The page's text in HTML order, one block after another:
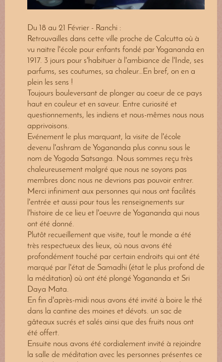
Du 18 au 21 Février - Ranchi :
Retrouvailles dans cette ville proche de Calcutta où à
vu naitre l'école pour enfants fondé par Yogananda en
1917. 3 jours pour s'habituer à l'ambiance de l'Inde, ses
parfums, ses coutumes, sa chaleur…En bref, on en a
plein les sens !
Toujours bouleversant de plonger au coeur de ce pays
haut en couleur et en saveur. Entre curiosité et
questionnements, les indiens et nous-mêmes nous nous
apprivoisons.
Evénement le plus marquant, la visite de l'école
devenu l'ashram de Yogananda plus connu sous le
nom de Yogoda Satsanga. Nous sommes reçu très
chaleureusement malgré que nous ne soyons pas
membres donc nous ne devrions pas pouvoir entrer.
Merci infiniment aux personnes qui nous ont facilités
l'entrée et aussi pour tous les renseignements sur
l'histoire de ce lieu et l'oeuvre de Yogananda qui nous
ont été donné.
Plutôt recueillement que visite, tout le monde a été
très respectueux des lieux, où nous avons été
profondément touché par certain endroits qui ont été
marqué par l'état de Samadhi (état le plus profond de
la méditation) où ont été plongé Yogananda et Sri
Daya Mata.
En fin d'après-midi nous avons été invité à boire le thé
dans la cantine des moines et dévots. un sac de
gâteaux sucrés et salés ainsi que des fruits nous ont
été offert.
Ensuite nous avons été cordialement invité à rejoindre
la salle de méditation avec les personnes présentes ce